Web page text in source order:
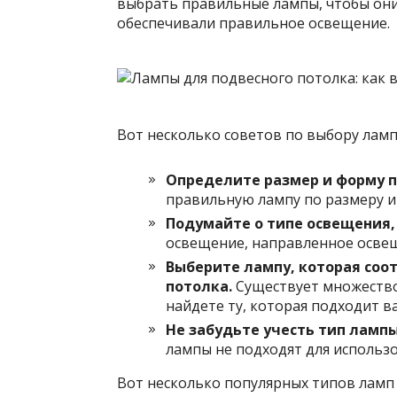
обеспечивали правильное освещение.
Вот несколько советов по выбору
Определите размер и форму
правильную лампу по размеру
Подумайте о типе
освещение, направленное
Выберите лампу, которая
потолка.Существует
найдете ту, которая подходит
Не забудьте учесть тип
лампы не подходят для
Вот несколько популярных типов